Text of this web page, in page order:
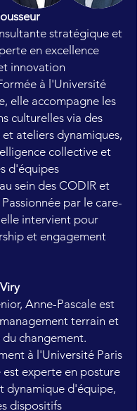
stratégique et
en excellence
innovation
à l'Université
elle accompagne les
culturelles via des
ateliers dynamiques,
collective et
d'équipes
sein des CODIR et
par le care-
intervient pour
et engagement
Anne-Pascale est
terrain et
changement.
à l'Université Paris
est experte en posture
dynamique d'équipe,
dispositifs